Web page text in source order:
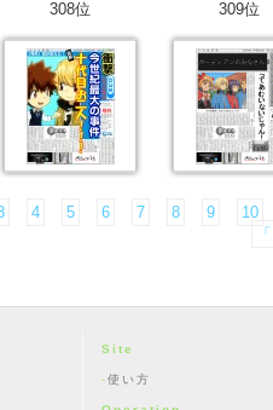
308位 309位
4 5 6 7 8 9
10
Site
使い方